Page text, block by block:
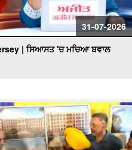
31-07-2026
| ਸਿਆਸਤ 'ਚ ਮਚਿਆ ਬਵਾਲ